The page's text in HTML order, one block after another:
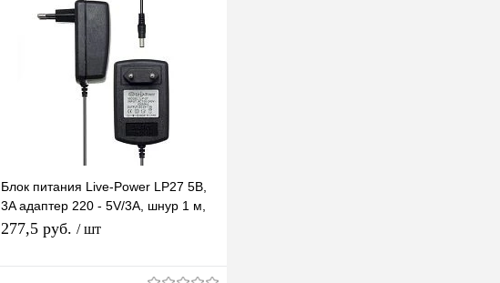
Блок питания Live-Power LP27 5В,
3A адаптер 220 - 5V/3A, шнур 1 м,
штекер 5,5*2,5 мм
277,5 руб. / шт